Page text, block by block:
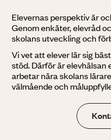
Elevernas perspektiv är
Genom enkäter, elevråd
skolans utveckling och
Vi vet att elever lär sig
stöd. Därför är elevhälsan
arbetar nära skolans
välmående och